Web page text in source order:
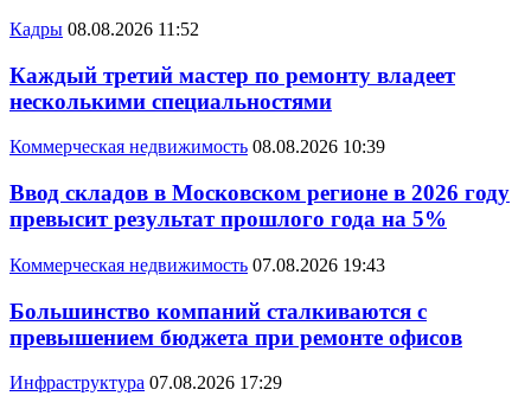
Кадры 08.08.2026 11:52
Каждый третий мастер по ремонту владеет
несколькими специальностями
Коммерческая недвижимость 08.08.2026 10:39
Ввод складов в Московском регионе в 2026 году
превысит результат прошлого года на 5%
Коммерческая недвижимость 07.08.2026 19:43
Большинство компаний сталкиваются с
превышением бюджета при ремонте офисов
Инфраструктура 07.08.2026 17:29